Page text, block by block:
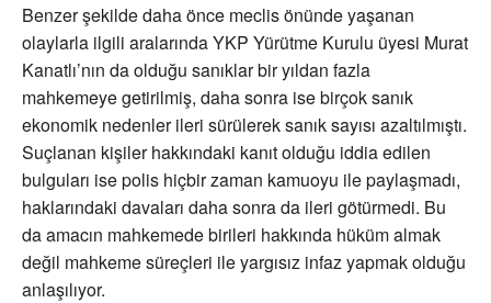
Benzer şekilde daha önce meclis önünde yaşanan
olaylarla ilgili aralarında YKP Yürütme Kurulu üyesi Murat
Kanatlı’nın da olduğu sanıklar bir yıldan fazla
mahkemeye getirilmiş, daha sonra ise birçok sanık
ekonomik nedenler ileri sürülerek sanık sayısı azaltılmıştı.
Suçlanan kişiler hakkındaki kanıt olduğu iddia edilen
bulguları ise polis hiçbir zaman kamuoyu ile paylaşmadı,
haklarındaki davaları daha sonra da ileri götürmedi. Bu
da amacın mahkemede birileri hakkında hüküm almak
değil mahkeme süreçleri ile yargısız infaz yapmak olduğu
anlaşılıyor.